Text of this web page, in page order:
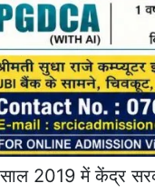
2019 में केंद्र